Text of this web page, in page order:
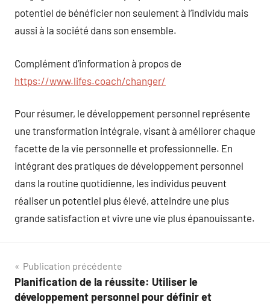
potentiel de bénéficier non seulement à l’individu mais
aussi à la société dans son ensemble.
Complément d’information à propos de
https://www.lifes.coach/changer/
Pour résumer, le développement personnel représente
une transformation intégrale, visant à améliorer chaque
facette de la vie personnelle et professionnelle. En
intégrant des pratiques de développement personnel
dans la routine quotidienne, les individus peuvent
réaliser un potentiel plus élevé, atteindre une plus
grande satisfaction et vivre une vie plus épanouissante.
Navigation
de
Publication précédente
Planification de la réussite: Utiliser le
développement personnel pour définir et